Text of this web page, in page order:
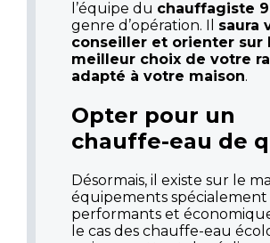
l’équipe du chauffagiste
genre d’opération. Il saura
conseiller et orienter sur
meilleur choix de votre
adapté à votre maison.
Opter pour un
chauffe-eau de
Désormais, il existe sur le
équipements spécialement
performants et
le cas des chauffe-eau